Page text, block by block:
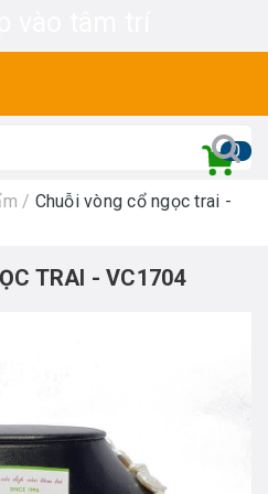
0
/ Chuỗi vòng cổ ngọc trai -
TRAI - VC1704